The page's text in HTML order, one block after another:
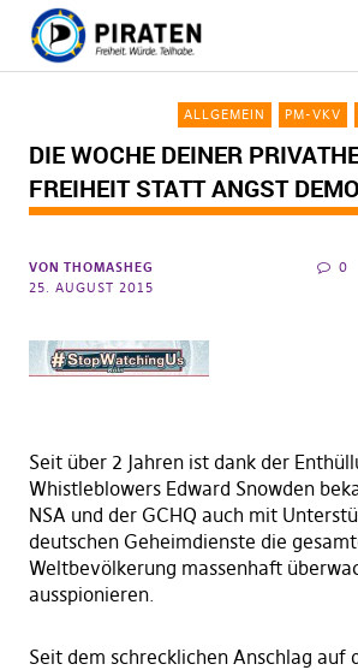
ALLGEMEIN PM-VKV
DIE WOCHE DEINER
FREIHEIT STATT ANGST
VON THOMASHEG
25. AUGUST 2015
0
Seit über 2 Jahren ist dank der
Whistleblowers Edward Snowden
NSA und der GCHQ auch mit
deutschen Geheimdienste die
Weltbevölkerung massenhaft
ausspionieren.
Seit dem schrecklichen Anschlag auf